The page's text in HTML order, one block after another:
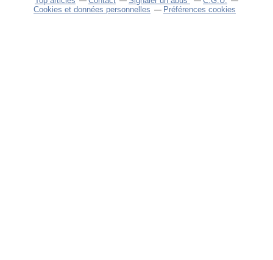
Cookies et données personnelles
Préférences cookies